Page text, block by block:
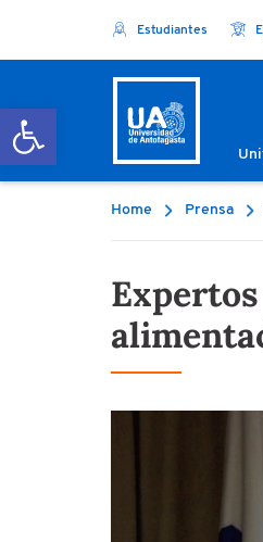
Abrir barra de herramientas
Estudiantes
Home Prensa